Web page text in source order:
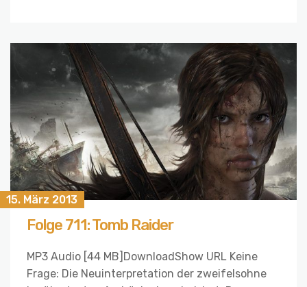
15. März 2013
Folge 711: Tomb Raider
MP3 Audio [44 MB]DownloadShow URL Keine
Frage: Die Neuinterpretation der zweifelsohne